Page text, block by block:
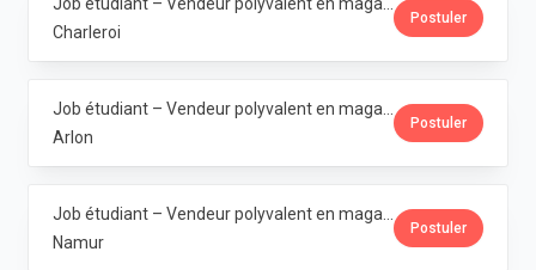
Charleroi
Postuler
Arlon
Postuler
Namur
Postuler